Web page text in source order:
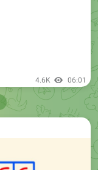
4.6K 06:01